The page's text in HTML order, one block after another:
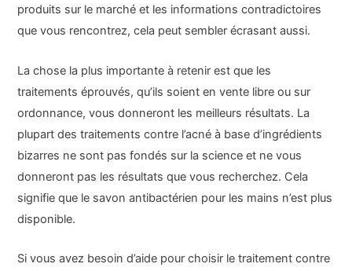
produits sur le marché et les informations contradictoires
que vous rencontrez, cela peut sembler écrasant aussi.
La chose la plus importante à retenir est que les
traitements éprouvés, qu’ils soient en vente libre ou sur
ordonnance, vous donneront les meilleurs résultats. La
plupart des traitements contre l’acné à base d’ingrédients
bizarres ne sont pas fondés sur la science et ne vous
donneront pas les résultats que vous recherchez. Cela
signifie que le savon antibactérien pour les mains n’est plus
disponible.
Si vous avez besoin d’aide pour choisir le traitement contre